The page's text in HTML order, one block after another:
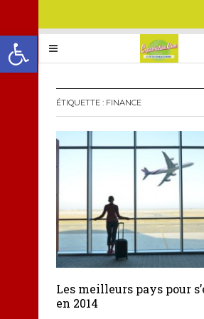
Ouvrir la barre d’outils
ÉTIQUETTE : FINANCE
Les meilleurs pays pour
en 2014